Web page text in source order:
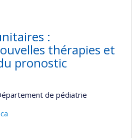
:
thérapies et
pronostic
de pédiatrie